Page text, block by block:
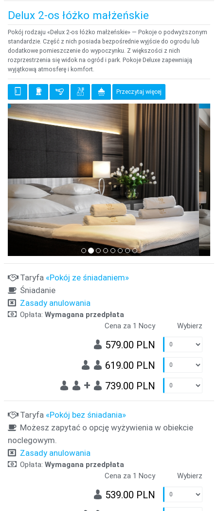
Delux 2-os łóżko małżeńskie
Pokój rodzaju «Delux 2-os łóżko małżeńskie» — Pokoje o podwyższonym
standardzie. Część z nich posiada bezpośrednie wyjście do ogrodu lub
dodatkowe pomieszczenie do wypoczynku. Z większości z nich
rozprzestrzenia się widok na ogród i park. Pokoje Deluxe zapewniają
wyjątkową atmosferę i komfort.
Przeczytaj więcej
{clt_left} 3 Wybierz
{clt_previous}
Taryfa «Pokój ze śniadaniem»
Śniadanie
Zasady anulowania
Opłata: Wymagana przedpłata
Cena za 1 Nocy
Wybierz
579.00 PLN
619.00 PLN
+ 739.00 PLN
Taryfa «Pokój bez śniadania»
Możesz zapytać o opcję wyżywienia w obiekcie
noclegowym.
Zasady anulowania
Opłata: Wymagana przedpłata
Cena za 1 Nocy
Wybierz
539.00 PLN